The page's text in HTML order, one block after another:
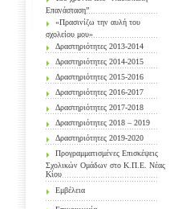
Επανάσταση”
«Πρασινίζω την αυλή του
σχολείου μου»
Δραστηριότητες 2013-2014
Δραστηριότητες 2014-2015
Δραστηριότητες 2015-2016
Δραστηριότητες 2016-2017
Δραστηριότητες 2017-2018
Δραστηριότητες 2018 – 2019
Δραστηριότητες 2019-2020
Προγραμματισμένες Επισκέψεις
Σχολικών Ομάδων στο Κ.Π.Ε. Νέας
Κίου
Εμβέλεια